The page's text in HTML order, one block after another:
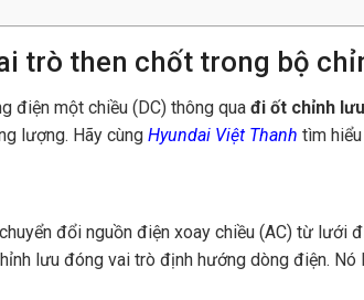
trò then chốt trong bộ
điện một chiều (DC) thông qua đi ốt chỉnh lưu
lượng. Hãy cùng Hyundai Việt Thanh tìm
đổi nguồn điện xoay chiều (AC) từ lưới
lưu đóng vai trò định hướng dòng điện.